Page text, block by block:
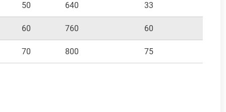
50 640 33
60 760 60
70 800 75